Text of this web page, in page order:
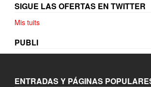
SIGUE LAS OFERTAS EN TWITTER
Mis tuits
PUBLI
ENTRADAS Y PÁGINAS